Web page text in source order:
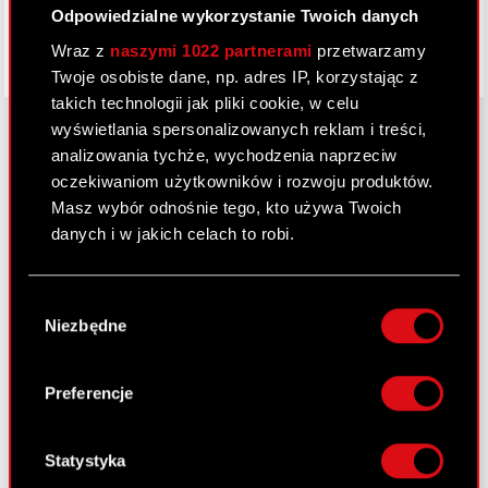
Odpowiedzialne wykorzystanie Twoich danych
Wraz z naszymi 1022 partnerami przetwarzamy
Twoje osobiste dane, np. adres IP, korzystając z
takich technologii jak pliki cookie, w celu
wyświetlania spersonalizowanych reklam i treści,
analizowania tychże, wychodzenia naprzeciw
oczekiwaniom użytkowników i rozwoju produktów.
Masz wybór odnośnie tego, kto używa Twoich
danych i w jakich celach to robi.
Gromadzić dane dotyczące Twojej
lokalizacji geograficznej z dokładnością nawet
Identyfikować Twoje urządzenie, aktywnie
analizując charakteryzującego je zbiory
palca)
zgody
Niezbędne
Preferencje
Statystyka
O CD PROJEKT
Grupa Kapitałowa
Nasz biznes
Inwestorzy
Media